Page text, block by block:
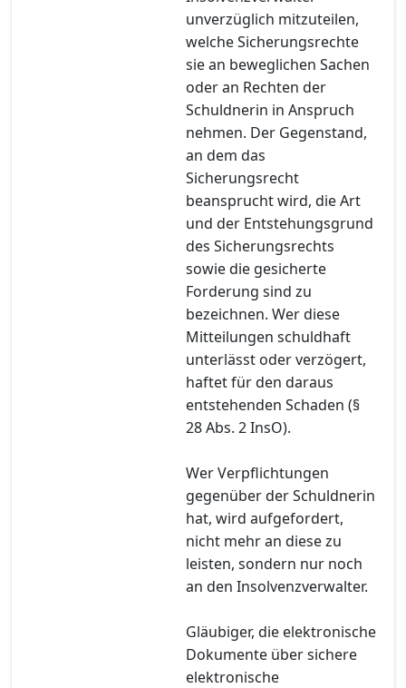
unverzüglich mitzuteilen,
welche Sicherungsrechte
sie an beweglichen Sachen
oder an Rechten der
Schuldnerin in Anspruch
nehmen. Der Gegenstand,
an dem das
Sicherungsrecht
beansprucht wird, die Art
und der Entstehungsgrund
des Sicherungsrechts
sowie die gesicherte
Forderung sind zu
bezeichnen. Wer diese
Mitteilungen schuldhaft
unterlässt oder verzögert,
haftet für den daraus
entstehenden Schaden (§
28 Abs. 2 InsO).
Wer Verpflichtungen
gegenüber der Schuldnerin
hat, wird aufgefordert,
nicht mehr an diese zu
leisten, sondern nur noch
an den Insolvenzverwalter.
Gläubiger, die elektronische
Dokumente über sichere
elektronische